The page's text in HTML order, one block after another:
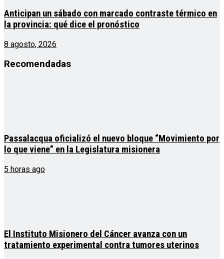
Anticipan un sábado con marcado contraste térmico en
la provincia: qué dice el pronóstico
8 agosto, 2026
Recomendadas
Passalacqua oficializó el nuevo bloque “Movimiento por
lo que viene” en la Legislatura misionera
5 horas ago
El Instituto Misionero del Cáncer avanza con un
tratamiento experimental contra tumores uterinos